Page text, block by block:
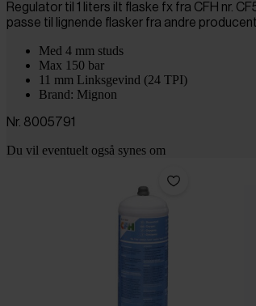
Regulator til 1 liters ilt flaske fx fra CFH nr.
passe til lignende flasker fra andre
Med 4 mm studs
Max 150 bar
11 mm Linksgevind (24 TPI)
Brand: Mignon
Nr. 8005791
Du vil eventuelt også synes om